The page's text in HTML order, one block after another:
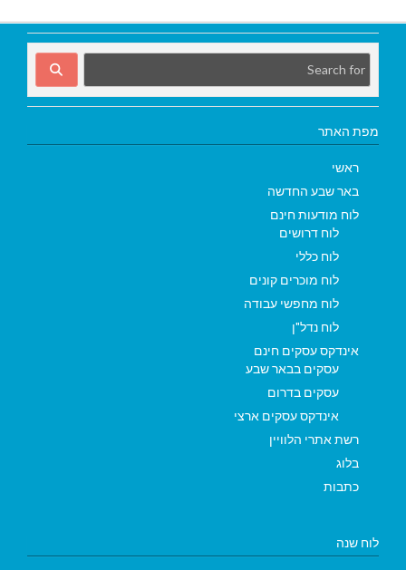
מפת האתר
ראשי
באר שבע החדשה
לוח מודעות חינם
לוח דרושים
לוח כללי
לוח מוכרים קונים
לוח מחפשי עבודה
לוח נדל"ן
אינדקס עסקים חינם
עסקים בבאר שבע
עסקים בדרום
אינדקס עסקים ארצי
רשת אתרי הלוויין
בלוג
כתבות
לוח שנה